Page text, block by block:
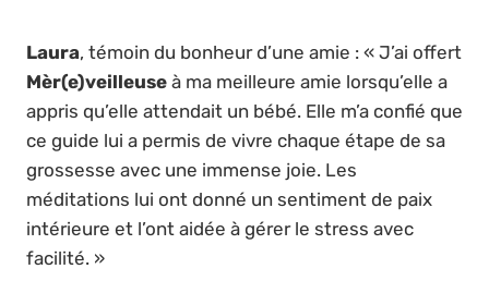
Laura, témoin du bonheur d’une amie : « J’ai offert
Mèr(e)veilleuse à ma meilleure amie lorsqu’elle a
appris qu’elle attendait un bébé. Elle m’a confié que
ce guide lui a permis de vivre chaque étape de sa
grossesse avec une immense joie. Les
méditations lui ont donné un sentiment de paix
intérieure et l’ont aidée à gérer le stress avec
facilité. »